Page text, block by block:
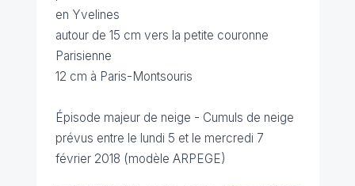
en Yvelines
autour de 15 cm vers la petite couronne
Parisienne
12 cm à Paris-Montsouris
Épisode majeur de neige - Cumuls de neige
prévus entre le lundi 5 et le mercredi 7
février 2018 (modèle ARPEGE)